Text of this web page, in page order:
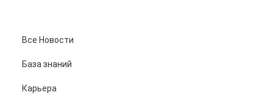
Все Новости
База знаний
Карьера